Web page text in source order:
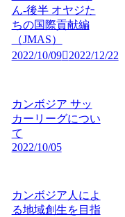
ん-後半 オヤジた
ちの国際貢献編
（JMAS）
2022/10/09
2022/12/22
カンボジア サッ
カーリーグについ
て
2022/10/05
カンボジア人によ
る地域創生を目指